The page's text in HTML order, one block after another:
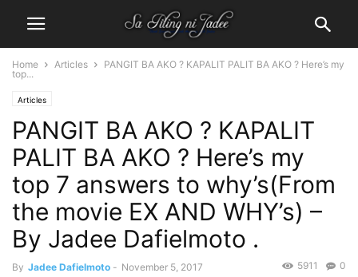
Home Articles
PANGIT BA AKO ? KAPALIT PALIT BA AKO ? Here’s my
top...
Articles
PANGIT BA AKO ? KAPALIT
PALIT BA AKO ? Here’s my
top 7 answers to why’s(From
the movie EX AND WHY’s) –
By Jadee Dafielmoto .
By Jadee Dafielmoto - November 5, 2017 0
5911